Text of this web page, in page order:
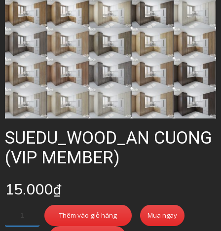
SUEDU_WOOD_AN CUONG
(VIP MEMBER)
15.000₫
Thêm vào giỏ hàng Mua ngay